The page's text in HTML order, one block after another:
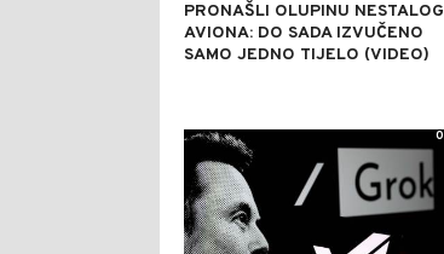
PRONAŠLI OLUPINU NESTALOG
AVIONA: DO SADA IZVUČENO
SAMO JEDNO TIJELO (VIDEO)
0